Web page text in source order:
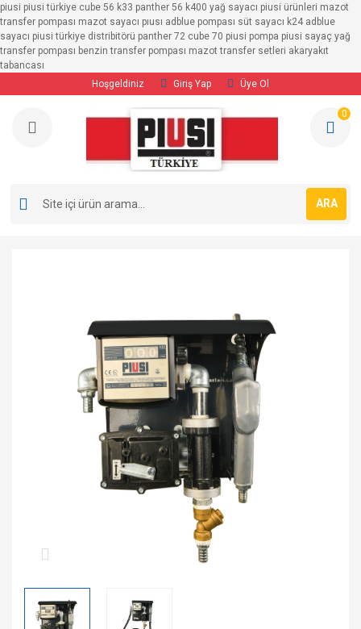
piusi piusi türkiye cube 56 k33 panther 56 k400 yağ sayacı piusi ürünleri mazot
transfer pompası mazot sayacı pıusı adblue pompası süt sayacı k24 adblue
sayacı piusi türkiye distribitörü panther 72 cube 70 piusi pompa piusi sayaç yağ
transfer pompası benzin transfer pompası mazot transfer setleri akaryakıt
tabancası
Hoşgeldiniz
Giriş Yap Üye Ol
ARA
0
Geri Dön
SAYAÇLAR
Süt Sayaçları
Geri Dön
POMPALAR
Geri Dön
220 Volt Mazot
Geri Dön
220 Volt Benzin
YAĞ POMPALARI
ADBLUE POMPALARI
Geri Dön
220 Volt Adblue
Geri Dön
TRANSFER SETLERİ
220 Volt Mazot Transfer Setleri
Ayaklı Transfer Pompaları